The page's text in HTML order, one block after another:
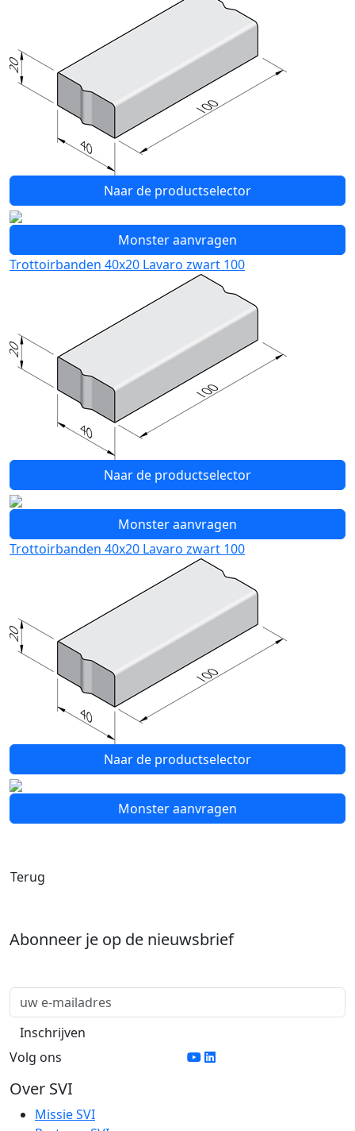
Naar de productselector
Monster aanvragen
Trottoirbanden 40x20 Lavaro zwart 100
Naar de productselector
Monster aanvragen
Trottoirbanden 40x20 Lavaro zwart 100
Naar de productselector
Monster aanvragen
Terug
Abonneer je op de nieuwsbrief
Volg ons
Over SVI
Missie SVI